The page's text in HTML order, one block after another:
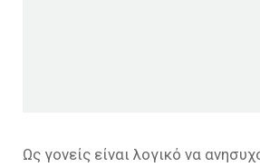
Ως γονείς είναι λογικό να